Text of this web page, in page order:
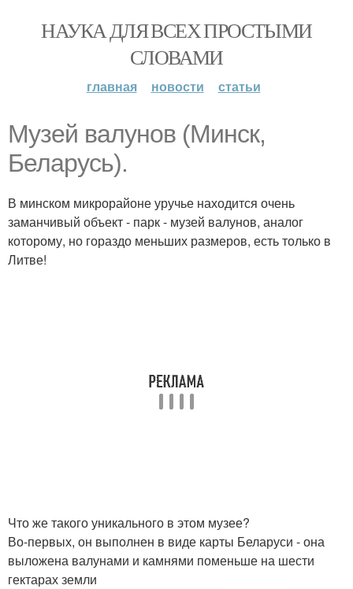
НАУКА ДЛЯ ВСЕХ ПРОСТЫМИ
СЛОВАМИ
главная новости статьи
Музей валунов (Минск,
Беларусь).
В минском микрорайоне уручье находится очень
заманчивый объект - парк - музей валунов, аналог
которому, но гораздо меньших размеров, есть только в
Литве!
Что же такого уникального в этом музее?
Во-первых, он выполнен в виде карты Беларуси - она
выложена валунами и камнями поменьше на шести
гектарах земли